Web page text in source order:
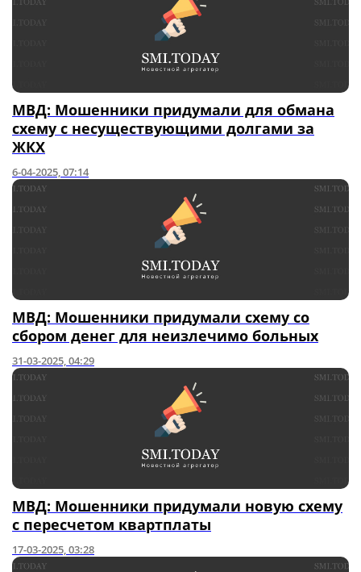
МВД: Мошенники придумали для обмана
схему с несуществующими долгами за
ЖКХ
6-04-2025, 07:14
МВД: Мошенники придумали схему со
сбором денег для неизлечимо больных
31-03-2025, 04:29
МВД: Мошенники придумали новую схему
с пересчетом квартплаты
17-03-2025, 03:28